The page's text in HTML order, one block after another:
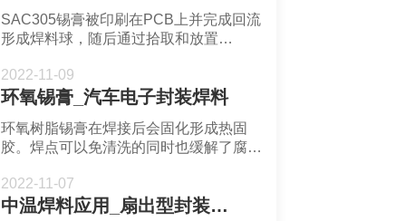
SAC305锡膏被印刷在PCB上并完成回流
形成焊料球，随后通过拾取和放置
回流焊接。
2022-11-09
环氧锡膏_汽车电子封装焊料
环氧树脂锡膏在焊接后会固化形成热固
胶。焊点可以免清洗的同时也缓解了腐蚀
开始变得广泛。
2022-11-07
中温焊料应用_扇出型封装焊料回流工艺优化